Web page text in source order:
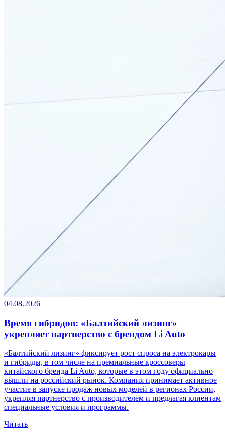
04.08.2026
Время гибридов: «Балтийский лизинг»
укрепляет партнерство с брендом Li Auto
«Балтийский лизинг» фиксирует рост спроса на электрокары
и гибриды, в том числе на премиальные кроссоверы
китайского бренда Li Auto, которые в этом году официально
вышли на российский рынок. Компания принимает активное
участие в запуске продаж новых моделей в регионах России,
укрепляя партнерство с производителем и предлагая клиентам
специальные условия и программы.
Читать